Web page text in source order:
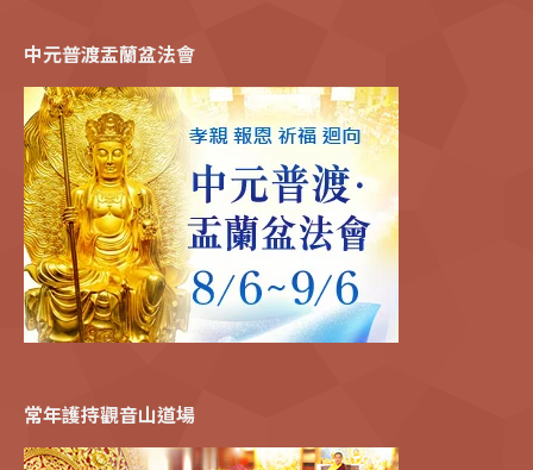
中元普渡盂蘭盆法會
常年護持觀音山道場